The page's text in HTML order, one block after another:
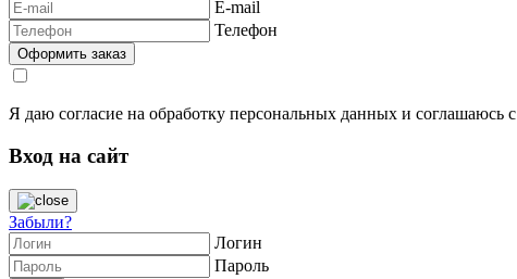
E-mail
Телефон
Я даю согласие на обработку персональных данных и соглашаюсь с
Вход на сайт
Забыли?
Логин
Пароль